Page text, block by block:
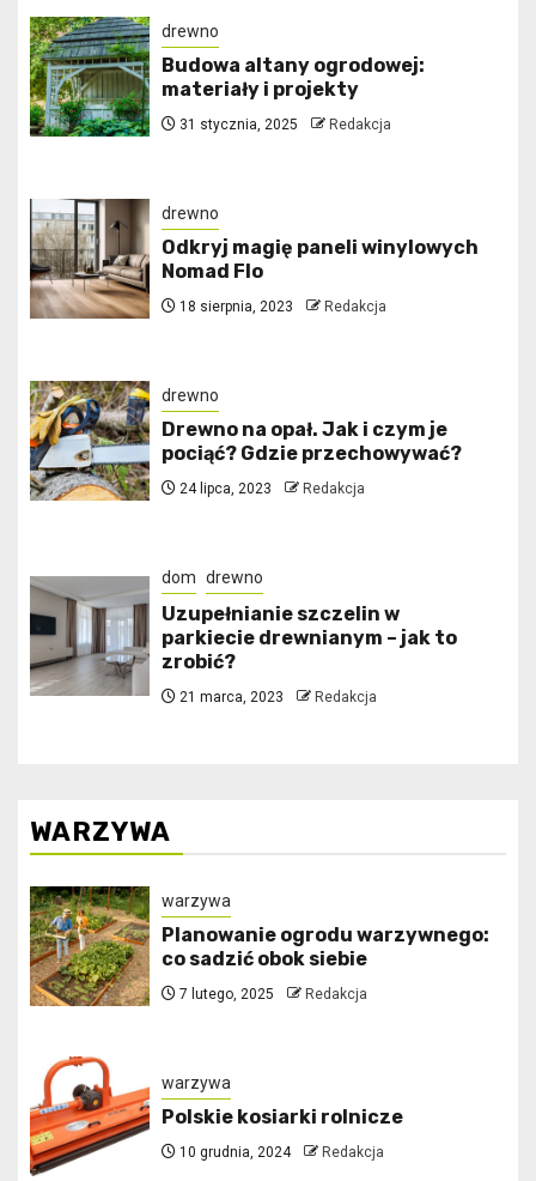
drewno
Budowa altany ogrodowej:
materiały i projekty
31 stycznia, 2025 Redakcja
drewno
Odkryj magię paneli winylowych
Nomad Flo
18 sierpnia, 2023 Redakcja
drewno
Drewno na opał. Jak i czym je
pociąć? Gdzie przechowywać?
24 lipca, 2023 Redakcja
dom drewno
Uzupełnianie szczelin w
parkiecie drewnianym – jak to
zrobić?
21 marca, 2023 Redakcja
WARZYWA
warzywa
Planowanie ogrodu warzywnego:
co sadzić obok siebie
7 lutego, 2025 Redakcja
warzywa
Polskie kosiarki rolnicze
10 grudnia, 2024 Redakcja